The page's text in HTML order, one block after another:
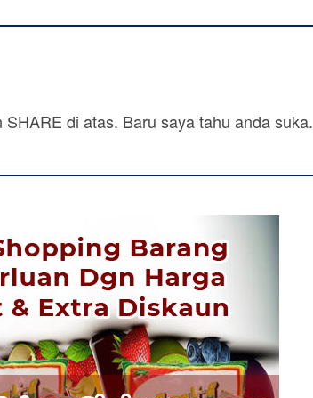
di atas. Baru saya tahu anda suka.